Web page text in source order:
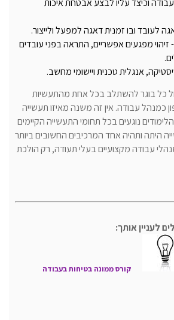
וכיצד עליו לבצע אבטחת איכות
לעובד ובו זמנית דאגה למפעל ולייצור.
מפגעים אפשריים, התראה בפני עובדים
אנגלית טכנית ויישומי מחשב.
כל בוגר להשתלב בכל אחת מהתעשיות
כמנהל עבודה. אין זה משנה מאיזו תעשייה
נוגעים בכל תחומי התעשייה הקיימים
היתה ותהיה אחד המרכיבים החשובים ביותר
עבודה מקצועיים בעלי תעודה, רק הולכת
לעניין אותך:
קורס ממונה בטיחות בעבודה